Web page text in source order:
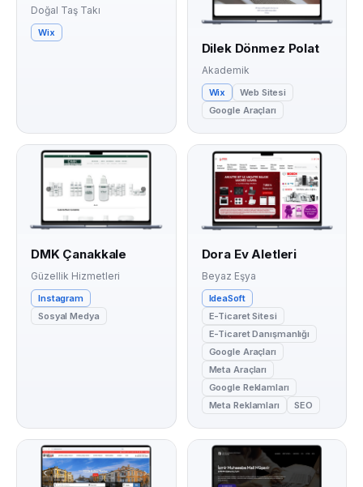
Doğal Taş Takı
Wix
Dilek Dönmez Polat
Akademik
Wix
Web Sitesi
Google Araçları
DMK Çanakkale
Güzellik Hizmetleri
Instagram
Sosyal Medya
Dora Ev Aletleri
Beyaz Eşya
IdeaSoft
E-Ticaret Sitesi
E-Ticaret Danışmanlığı
Google Araçları
Meta Araçları
Google Reklamları
Meta Reklamları
SEO